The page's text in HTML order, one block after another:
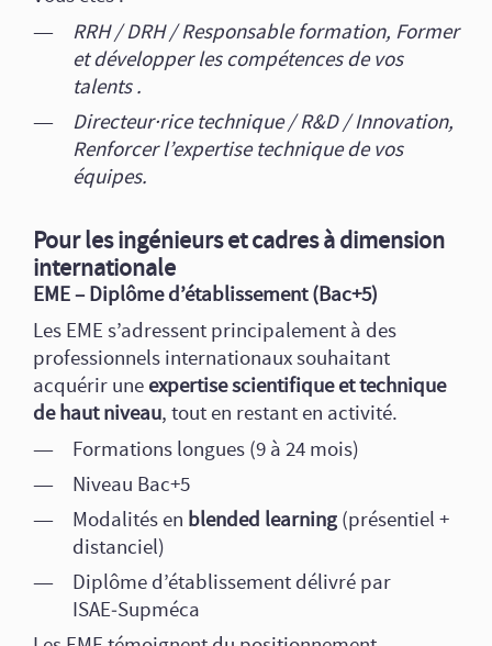
RRH / DRH / Responsable formation, Former
et développer les compétences de vos
talents .
Directeur·rice technique / R&D / Innovation,
Renforcer l’expertise technique de vos
équipes.
Pour les ingénieurs et cadres à dimension
internationale
EME – Diplôme d’établissement (Bac+5)
Les EME s’adressent principalement à des
professionnels internationaux souhaitant
acquérir une expertise scientifique et technique
de haut niveau, tout en restant en activité.
Formations longues (9 à 24 mois)
Niveau Bac+5
Modalités en blended learning (présentiel +
distanciel)
Diplôme d’établissement délivré par
ISAE‑Supméca